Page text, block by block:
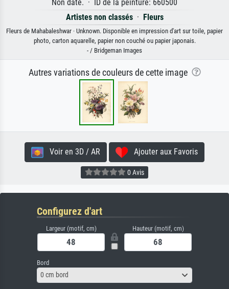
Non daté. · ID de la peinture: 660500
Artistes non classés· Fleurs
Fleurs de Mahabaleshwar · Unknown. Disponible en impression d'art sur toile, papier
photo, carton aquarelle, papier non couché ou papier japonais.
- / Bridgeman Images
Autres variations de couleurs de cette image
Voir en 3D / AR Ajouter aux Favoris
0 Avis
Configurez d'art
Largeur (motif, cm) Hauteur (motif, cm)
Bord
0 cm bord